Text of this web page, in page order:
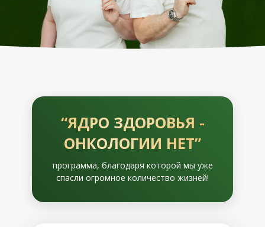
“ЯДРО ЗДОРОВЬЯ -
ОНКОЛОГИИ НЕТ”
программа, благодаря которой мы уже
спасли огромное количество жизней!